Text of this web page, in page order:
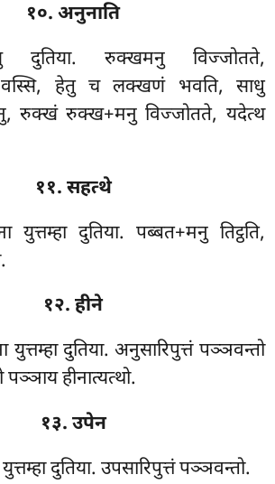
१०. अनुनाति
दुतिया. रुक्खमनु विज्जोतते,
वस्सि, हेतु च लक्खणं भवति, साधु
रुक्खं रुक्ख+मनु विज्जोतते, यदेत्थ
११. सहत्थे
दुतिया. पब्बत+मनु तिट्ठति,
१२. हीने
युत्तम्हा दुतिया. अनुसारिपुत्तं पञ्ञवन्तो
हीनात्यत्थो.
१३. उपेन
दुतिया. उपसारिपुत्तं पञ्ञवन्तो.